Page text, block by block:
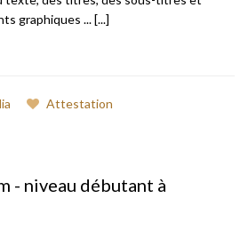
graphiques ... [...]
Attestation
- niveau débutant à